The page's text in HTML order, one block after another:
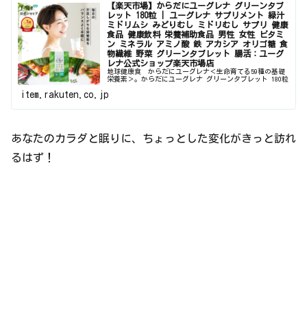
【楽天市場】からだにユーグレナ グリーンタブ
レット 180粒 | ユーグレナ サプリメント 緑汁
ミドリムシ みどりむし ミドリむし サプリ 健康
食品 健康飲料 栄養補助食品 男性 女性 ビタミ
ン ミネラル アミノ酸 鉄 アカシア オリゴ糖 食
物繊維 野菜 グリーンタブレット 腸活：ユーグ
レナ公式ショップ楽天市場店
地球健康食 からだにユーグレナ＜生命育てる59種の基礎
栄養素＞。からだにユーグレナ グリーンタブレット 180粒
ミドリむし サプリ 健康食品 健康飲料 栄養補助食品 男性
item.rakuten.co.jp
あなたのカラダと眠りに、ちょっとした変化がきっと訪れ
るはず！